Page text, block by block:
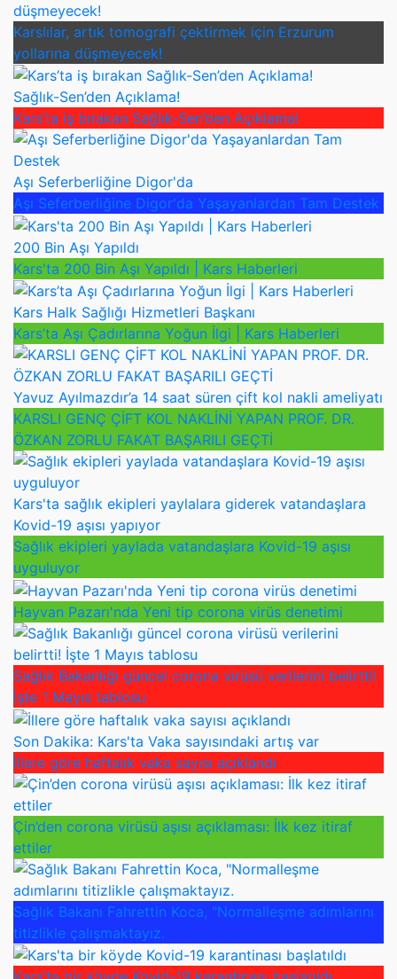
düşmeyecek!
Karslılar, artık tomografi çektirmek için Erzurum
yollarına düşmeyecek!
Sağlık-Sen’den Açıklama!
Kars’ta iş bırakan Sağlık-Sen’den Açıklama!
Aşı Seferberliğine Digor'da
Aşı Seferberliğine Digor'da Yaşayanlardan Tam Destek
200 Bin Aşı Yapıldı
Kars'ta 200 Bin Aşı Yapıldı | Kars Haberleri
Kars Halk Sağlığı Hizmetleri Başkanı
Kars’ta Aşı Çadırlarına Yoğun İlgi | Kars Haberleri
Yavuz Ayılmazdır’a 14 saat süren çift kol nakli ameliyatı
KARSLI GENÇ ÇİFT KOL NAKLİNİ YAPAN PROF. DR.
ÖZKAN ZORLU FAKAT BAŞARILI GEÇTİ
Kars'ta sağlık ekipleri yaylalara giderek vatandaşlara
Kovid-19 aşısı yapıyor
Sağlık ekipleri yaylada vatandaşlara Kovid-19 aşısı
uyguluyor
Hayvan Pazarı'nda Yeni tip corona virüs denetimi
Sağlık Bakanlığı güncel corona virüsü verilerini belirtti!
İşte 1 Mayıs tablosu
Son Dakika: Kars'ta Vaka sayısındaki artış var
İllere göre haftalık vaka sayısı açıklandı
Çin’den corona virüsü aşısı açıklaması: İlk kez itiraf
ettiler
Sağlık Bakanı Fahrettin Koca, "Normalleşme adımlarını
titizlikle çalışmaktayız.